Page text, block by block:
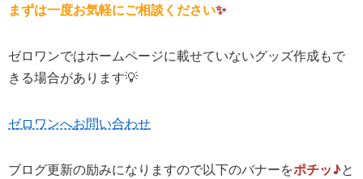
まずは一度お気軽にご相談ください✨
ゼロワンではホームページに載せていないグッズ作成もで
きる場合があります💡
ゼロワンへお問い合わせ
ブログ更新の励みになりますので以下のバナーをポチッ♪と